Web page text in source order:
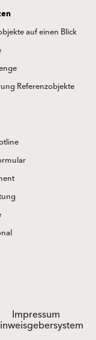
auf einen Blick
Referenzobjekte
Impressum